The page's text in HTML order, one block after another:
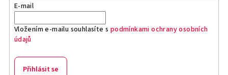
E-mail
Vložením e-mailu souhlasíte s podmínkami ochrany osobních
údajů
Přihlásit se